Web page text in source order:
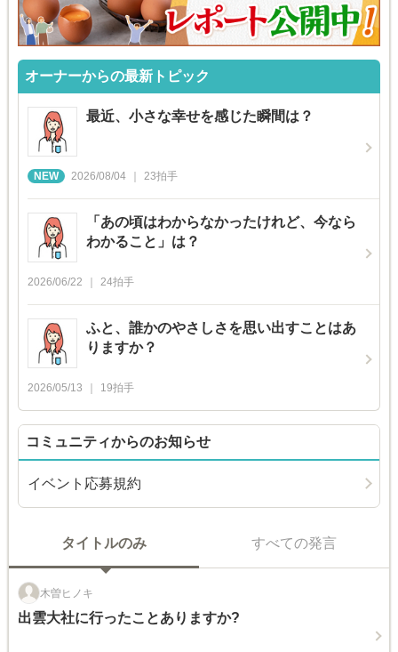
オーナーからの最新トピック
最近、小さな幸せを感じた瞬間は？
2026/08/04 23拍手
「あの頃はわからなかったけれど、今なら
わかること」は？
2026/06/22 24拍手
ふと、誰かのやさしさを思い出すことはあ
りますか？
2026/05/13 19拍手
コミュニティからのお知らせ
イベント応募規約
タイトルのみ すべての発言
木曽ヒノキ
出雲大社に行ったことありますか?